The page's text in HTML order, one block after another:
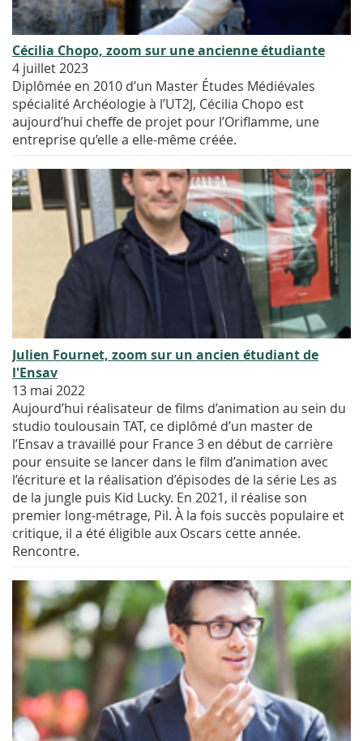
Cécilia Chopo, zoom sur une ancienne étudiante
4 juillet 2023
Diplômée en 2010 d’un Master Études Médiévales
spécialité Archéologie à l’UT2J, Cécilia Chopo est
aujourd’hui cheffe de projet pour l’Oriflamme, une
entreprise qu’elle a elle-même créée.
Julien Fournet, zoom sur un ancien étudiant de
l'Ensav
13 mai 2022
Aujourd’hui réalisateur de films d’animation au sein du
studio toulousain TAT, ce diplômé d’un master de
l’Ensav a travaillé pour France 3 en début de carrière
pour ensuite se lancer dans le film d’animation avec
l’écriture et la réalisation d’épisodes de la série Les as
de la jungle puis Kid Lucky. En 2021, il réalise son
premier long-métrage, Pil. À la fois succès populaire et
critique, il a été éligible aux Oscars cette année.
Rencontre.